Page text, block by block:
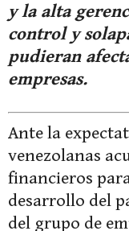
y la alta
control y
pudieran
empresas.
Ante la
venezolanas
financieros
desarrollo del
del grupo de